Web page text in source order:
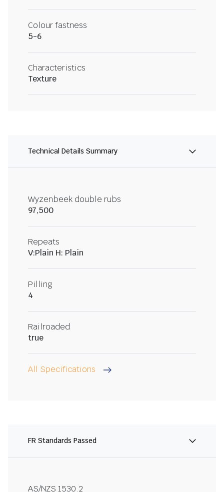
Colour fastness
5-6
Characteristics
Texture
Technical Details Summary
Wyzenbeek double rubs
97,500
Repeats
V:Plain H: Plain
Pilling
4
Railroaded
true
All Specifications
FR Standards Passed
AS/NZS 1530.2